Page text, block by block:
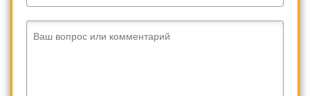
Ваш вопрос или комментарий